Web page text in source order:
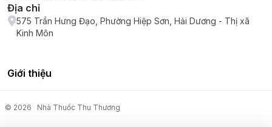
Địa chỉ
575 Trần Hưng Đạo, Phường Hiệp Sơn, Hải Dương - Thị xã
Kinh Môn
Giới thiệu
© 2026 Nhà Thuốc Thu Thương